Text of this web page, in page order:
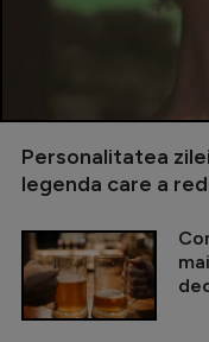
Personalitatea
legenda care a